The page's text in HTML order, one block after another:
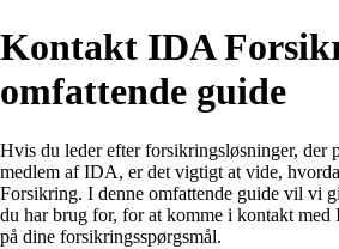
Kontakt IDA
omfattende guide
Hvis du leder efter forsikringsløsninger, der
medlem af IDA, er det vigtigt at vide,
Forsikring. I denne omfattende guide vil vi
du har brug for, for at komme i kontakt
på dine forsikringsspørgsmål.